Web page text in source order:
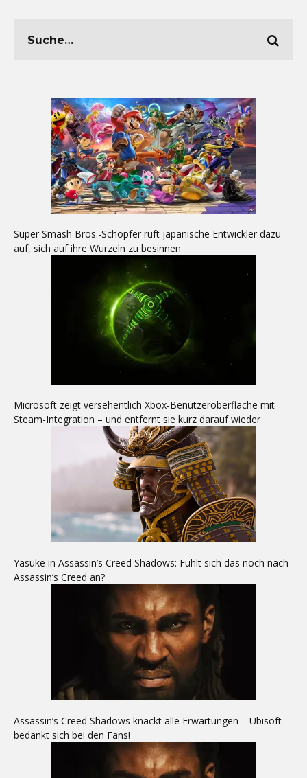
Super Smash Bros.-Schöpfer ruft japanische Entwickler dazu
auf, sich auf ihre Wurzeln zu besinnen
Microsoft zeigt versehentlich Xbox-Benutzeroberfläche mit
Steam-Integration – und entfernt sie kurz darauf wieder
Yasuke in Assassin’s Creed Shadows: Fühlt sich das noch nach
Assassin’s Creed an?
Assassin’s Creed Shadows knackt alle Erwartungen – Ubisoft
bedankt sich bei den Fans!